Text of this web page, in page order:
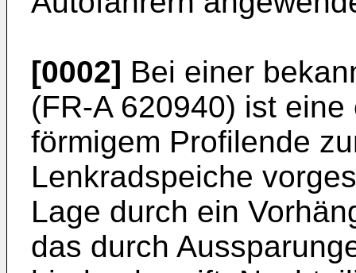
[0002] Bei einer
(FR-A 620940) ist
förmigem Profilende
Lenkradspeiche
Lage durch ein
das durch